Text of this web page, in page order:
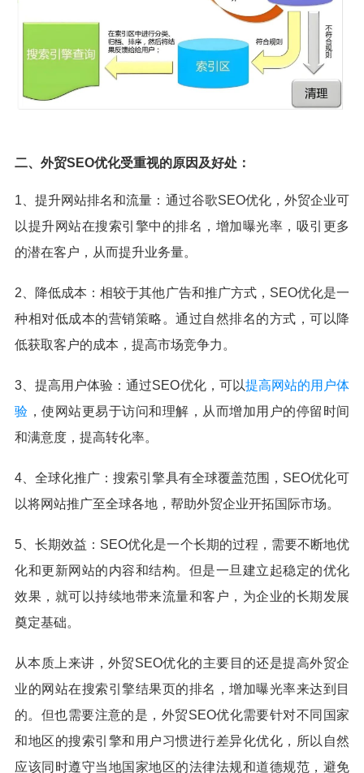
二、外贸SEO优化受重视的原因及好处：
1、提升网站排名和流量：通过谷歌SEO优化，外贸企业可
以提升网站在搜索引擎中的排名，增加曝光率，吸引更多
的潜在客户，从而提升业务量。
2、降低成本：相较于其他广告和推广方式，SEO优化是一
种相对低成本的营销策略。通过自然排名的方式，可以降
低获取客户的成本，提高市场竞争力。
3、提高用户体验：通过SEO优化，可以提高网站的用户体
验 ，使网站更易于访问和理解，从而增加用户的停留时间
和满意度，提高转化率。
4、全球化推广：搜索引擎具有全球覆盖范围，SEO优化可
以将网站推广至全球各地，帮助外贸企业开拓国际市场。
5、长期效益：SEO优化是一个长期的过程，需要不断地优
化和更新网站的内容和结构。但是一旦建立起稳定的优化
效果，就可以持续地带来流量和客户，为企业的长期发展
奠定基础。
从本质上来讲，外贸SEO优化的主要目的还是提高外贸企
业的网站在搜索引擎结果页的排名，增加曝光率来达到目
的。但也需要注意的是，外贸SEO优化需要针对不同国家
和地区的搜索引擎和用户习惯进行差异化优化，所以自然
应该同时遵守当地国家地区的法律法规和道德规范，避免